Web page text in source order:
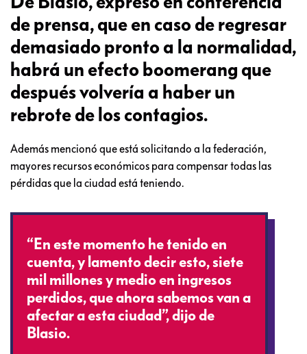
de prensa, que en caso de regresar
demasiado pronto a la normalidad,
habrá un efecto boomerang que
después volvería a haber un
rebrote de los contagios.
Además mencionó que está solicitando a la federación,
mayores recursos económicos para compensar todas las
pérdidas que la ciudad está teniendo.
“En este momento he tenido en
cuenta, y lamento decir esto, siete
mil millones y medio en ingresos
perdidos, que ahora sabemos van a
afectar a esta ciudad”, dijo de
Blasio.